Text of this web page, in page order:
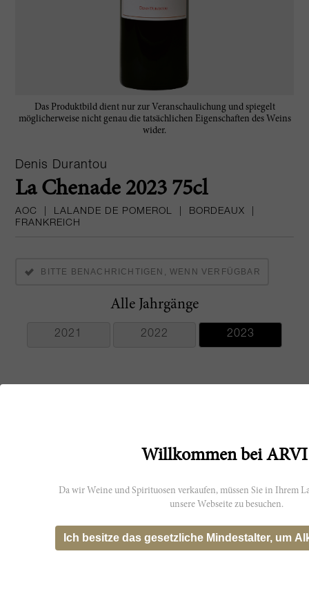
Das Produktbild dient nur zur Veranschaulichung und spiegelt
möglicherweise nicht genau die tatsächlichen Eigenschaften des Weins
wider.
Denis Durantou
La Chenade 2023 75cl
AOC LALANDE DE POMEROL BORDEAUX
FRANKREICH
BITTE BENACHRICHTIGEN, WENN VERFÜGBAR
Alle Jahrgänge
2021 2022 2023
Denis Durantou
Das könnte dich interessieren
Willkommen bei
Da wir Weine und Spirituosen verkaufen, müssen Sie in Ihrem
unsere Webseite zu besuchen.
Ich besitze das gesetzliche Mindestalter, um